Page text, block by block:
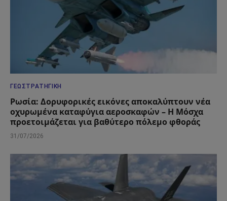
ΓΕΩΣΤΡΑΤΗΓΙΚΉ
Ρωσία: Δορυφορικές εικόνες αποκαλύπτουν νέα
οχυρωμένα καταφύγια αεροσκαφών – Η Μόσχα
προετοιμάζεται για βαθύτερο πόλεμο φθοράς
31/07/2026